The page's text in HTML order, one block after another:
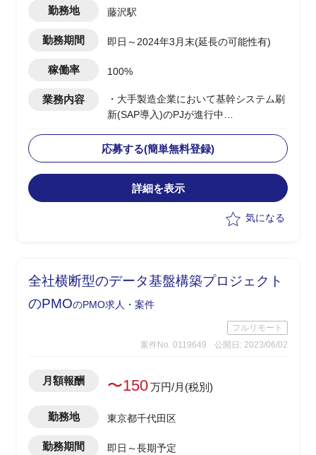
勤務地 藤沢駅
勤務期間 即日～2024年3月末(延長の可能性有)
稼働率 100%
業務内容
・大手製造企業において基幹システム刷
新(SAP導入)のPJが進行中
辺業務システムの移行フェーズ
└原価領域を中心に複数領域での移行デ
ータ作成、手順調整およびシステムテス
ト対応を実施
・関連部門およびベンダーとの調整
・システム本番稼働後のハイパーケア
応募する(簡単無料登録)
詳細を表示
気になる
全社横断型のデータ基盤構築プロジェクト
のPMOのPMO求人・案件
フルリモート
案件No. 0119649
公開日: 2023/06/02
月額報酬 〜150万円/月(税別)
勤務地 東京都千代田区
勤務期間 即日～長期予定